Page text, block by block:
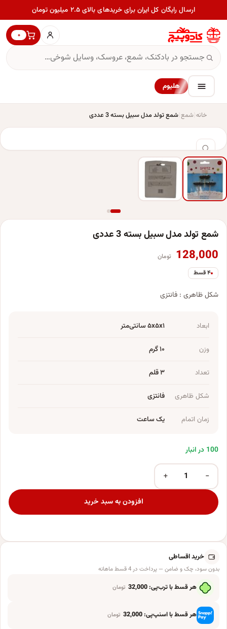
ارسال رایگان کل ایران برای خریدهای بالای ۲.۵ میلیون تومان
۰
هلیوم
خانه شمع شمع تولد مدل سبیل بسته 3 عددی
شمع تولد مدل سبیل بسته 3 عددی
128,000 تومان
۴ قسط
شکل ظاهری : فانتزی
ابعاد ۵x۵x۱ سانتی‌متر
وزن ۱۰ گرم
تعداد ۳ قلم
شکل ظاهری فانتزی
زمان اتمام یک ساعت
100 در انبار
شمع تولد مدل سبیل بسته 3 عددی عدد
−
+
افزودن به سبد خرید
خرید اقساطی
بدون سود، چک و ضامن — پرداخت در 4 قسط ماهانه
هر قسط با ترب‌پی:32,000 تومان
هر قسط با اسنپ‌پی:32,000 تومان